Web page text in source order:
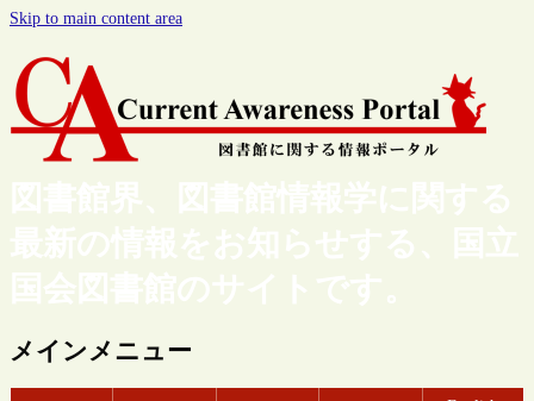
Skip to main content area
図書館界、図書館情報学に関する
最新の情報をお知らせする、国立
国会図書館のサイトです。
メインメニュー